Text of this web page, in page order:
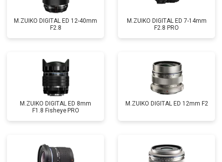
M.ZUIKO DIGITAL ED 12-40mm
F2.8
M.ZUIKO DIGITAL ED 7-14mm
F2.8 PRO
M.ZUIKO DIGITAL ED 8mm
F1.8 Fisheye PRO
M.ZUIKO DIGITAL ED 12mm F2